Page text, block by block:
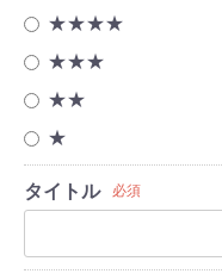
★★★★
★★★
★★
★
タイトル 必須